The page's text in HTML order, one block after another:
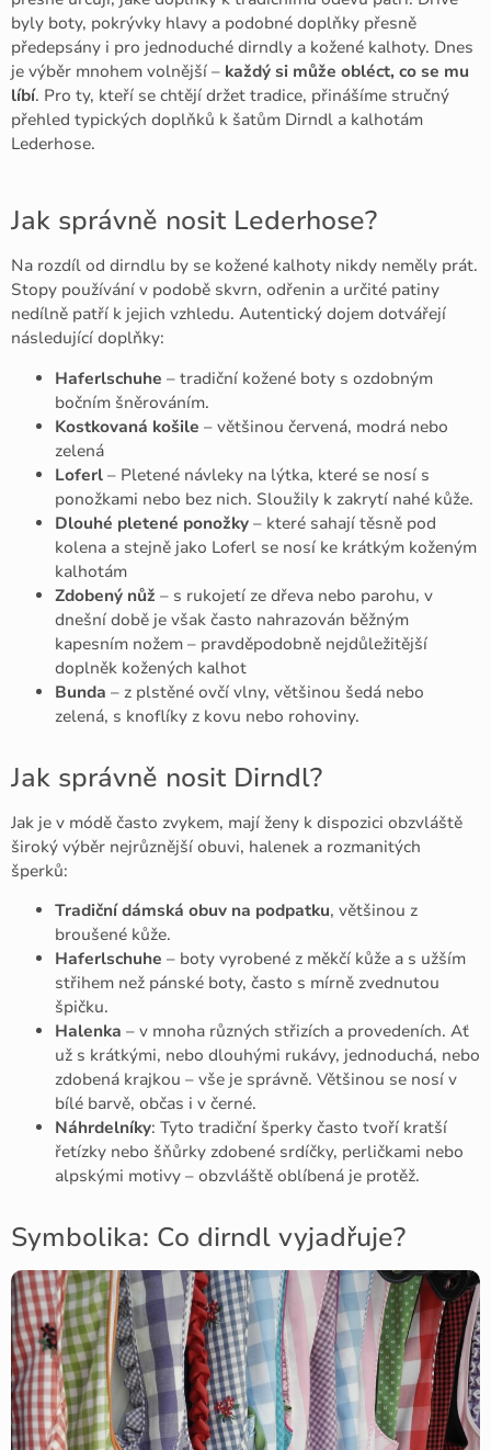
byly boty, pokrývky hlavy a podobné doplňky přesně
předepsány i pro jednoduché dirndly a kožené kalhoty. Dnes
je výběr mnohem volnější – každý si může obléct, co se mu
líbí. Pro ty, kteří se chtějí držet tradice, přinášíme stručný
přehled typických doplňků k šatům Dirndl a kalhotám
Lederhose.
Jak správně nosit Lederhose?
Na rozdíl od dirndlu by se kožené kalhoty nikdy neměly prát.
Stopy používání v podobě skvrn, odřenin a určité patiny
nedílně patří k jejich vzhledu. Autentický dojem dotvářejí
následující doplňky:
Haferlschuhe – tradiční kožené boty s ozdobným
bočním šněrováním.
Kostkovaná košile – většinou červená, modrá nebo
zelená
Loferl – Pletené návleky na lýtka, které se nosí s
ponožkami nebo bez nich. Sloužily k zakrytí nahé kůže.
Dlouhé pletené ponožky – které sahají těsně pod
kolena a stejně jako Loferl se nosí ke krátkým koženým
kalhotám
Zdobený nůž – s rukojetí ze dřeva nebo parohu, v
dnešní době je však často nahrazován běžným
kapesním nožem – pravděpodobně nejdůležitější
doplněk kožených kalhot
Bunda – z plstěné ovčí vlny, většinou šedá nebo
zelená, s knoflíky z kovu nebo rohoviny.
Jak správně nosit Dirndl?
Jak je v módě často zvykem, mají ženy k dispozici obzvláště
široký výběr nejrůznější obuvi, halenek a rozmanitých
šperků:
Tradiční dámská obuv na podpatku, většinou z
broušené kůže.
Haferlschuhe – boty vyrobené z měkčí kůže a s užším
střihem než pánské boty, často s mírně zvednutou
špičku.
Halenka – v mnoha různých střizích a provedeních. Ať
už s krátkými, nebo dlouhými rukávy, jednoduchá, nebo
zdobená krajkou – vše je správně. Většinou se nosí v
bílé barvě, občas i v černé.
Náhrdelníky: Tyto tradiční šperky často tvoří kratší
řetízky nebo šňůrky zdobené srdíčky, perličkami nebo
alpskými motivy – obzvláště oblíbená je protěž.
Symbolika: Co dirndl vyjadřuje?